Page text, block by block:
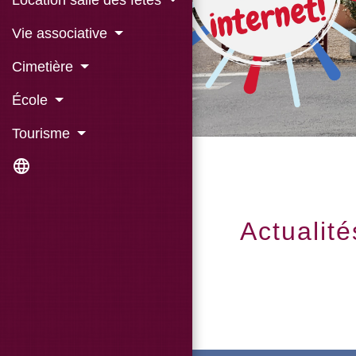
Vie associative
Cimetière
École
Tourisme
language